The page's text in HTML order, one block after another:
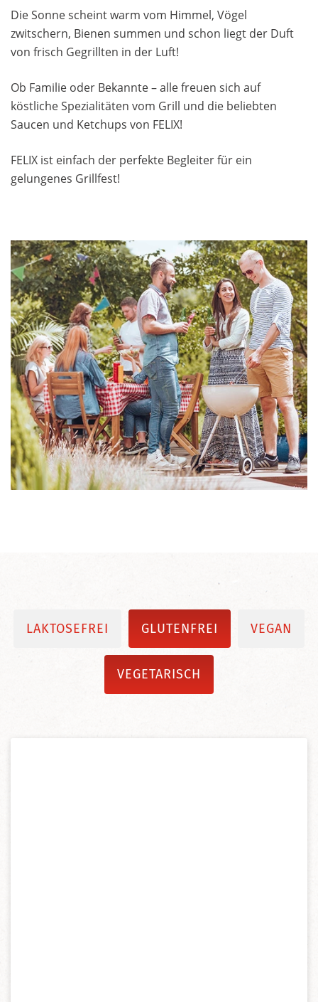
Die Sonne scheint warm vom Himmel, Vögel
zwitschern, Bienen summen und schon liegt der Duft
von frisch Gegrillten in der Luft!
Ob Familie oder Bekannte – alle freuen sich auf
köstliche Spezialitäten vom Grill und die beliebten
Saucen und Ketchups von FELIX!
FELIX ist einfach der perfekte Begleiter für ein
gelungenes Grillfest!
LAKTOSEFREI GLUTENFREI VEGAN
VEGETARISCH